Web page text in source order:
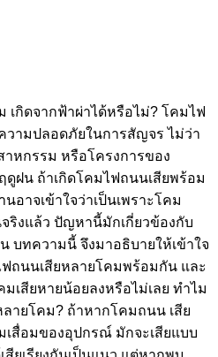
กิดจากฟ้าผ่าได้หรือไม่? โคมไฟ
ามปลอดภัยในการสัญจร ไม่ว่า
หกรรม หรือโครงการของ
ดูฝน ถ้าเกิดโคมไฟถนนเสียพร้อม
อาจเข้าใจว่าเป็นเพราะโคม
ริงแล้ว ปัญหานี้มักเกี่ยวข้องกับ
บทความนี้ จึงมาอธิบายให้เข้าใจ
ถนนเสียหลายโคมพร้อมกัน และ
เสียหายน้อยลงหรือไม่เลย ทำไม
ายโคม? ถ้าหากโคมถนน เสีย
เสื่อมของอุปกรณ์ มักจะเสียแบบ